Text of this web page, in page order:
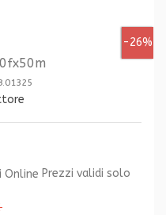
-26%
Prezzi validi solo